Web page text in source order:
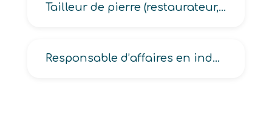
Tailleur de pierre (restaurateur, fontainier, marbrier)
Responsable d’affaires en industrie, de projet d’affaires en industrie